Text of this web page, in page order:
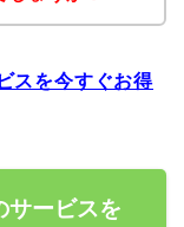
スを今すぐお得
サービスを